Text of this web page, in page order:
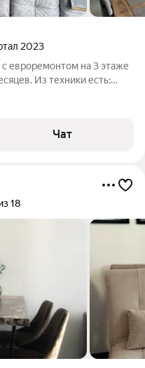
2023
евроремонтом на 3 этаже
Из техники есть:
коммунальные услуги по
Чат
18